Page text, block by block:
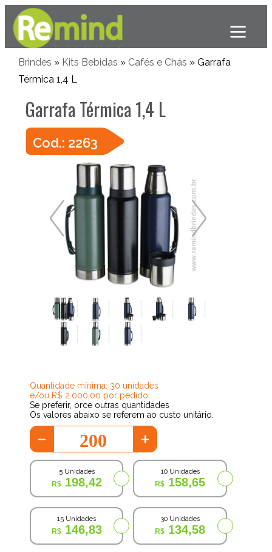
Brindes » Kits Bebidas » Cafés e Chás » Garrafa
Térmica 1,4 L
Garrafa Térmica 1,4 L
Cod.: 2263
Quantidade mínima: 30 unidades
e/ou R$ 2.000,00 por pedido
Se preferir, orce outras quantidades
Os valores abaixo se referem ao custo unitário.
- +
5 Unidades
198,42
10 Unidades
158,65
15 Unidades
146,83
30 Unidades
134,58